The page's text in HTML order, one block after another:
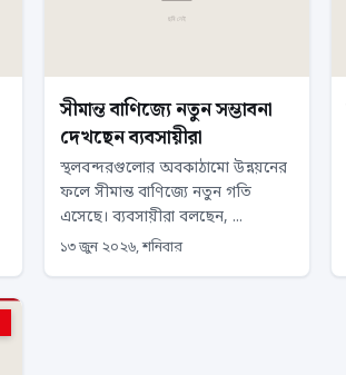
সীমান্ত বাণিজ্যে নতুন সম্ভাবনা
দেখছেন ব্যবসায়ীরা
স্থলবন্দরগুলোর অবকাঠামো উন্নয়নের
ফলে সীমান্ত বাণিজ্যে নতুন গতি
এসেছে। ব্যবসায়ীরা বলছেন, ...
১৩ জুন ২০২৬, শনিবার